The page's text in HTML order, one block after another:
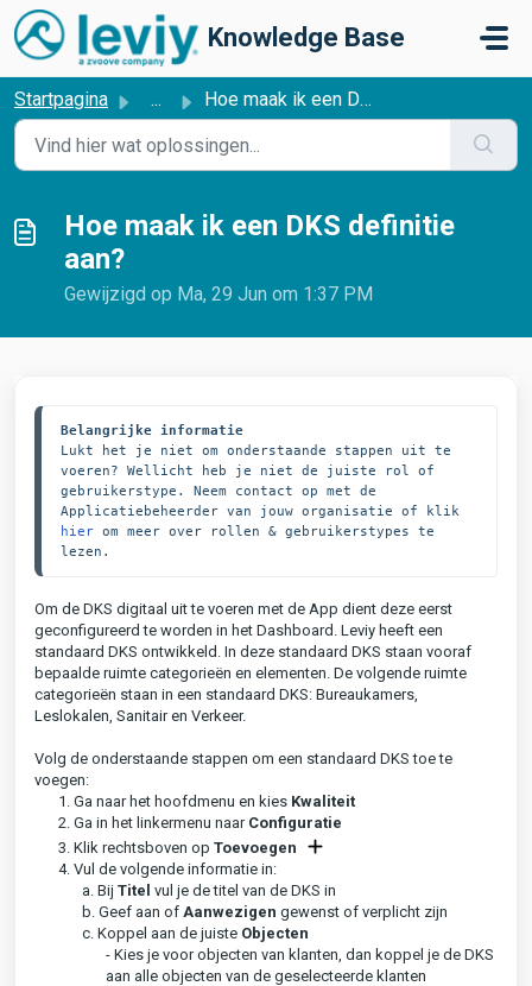
Doorgaan naar hoofdinhoud
Knowledge Base
Startpagina ... Hoe maak ik een DKS definitie aan?
Hoe maak ik een DKS definitie
aan?
Gewijzigd op Ma, 29 Jun om 1:37 PM
Belangrijke informatie
Lukt het je niet om onderstaande stappen uit te
voeren? Wellicht heb je niet de juiste rol of
gebruikerstype. Neem contact op met de
hier om meer over rollen & gebruikerstypes te
lezen.
Om de DKS digitaal uit te voeren met de App dient deze eerst
geconfigureerd te worden in het Dashboard. Leviy heeft een
standaard DKS ontwikkeld. In deze standaard DKS staan vooraf
bepaalde ruimte categorieën en elementen. De volgende ruimte
categorieën staan in een standaard DKS: Bureaukamers,
Leslokalen, Sanitair en Verkeer.
Volg de onderstaande stappen om een standaard DKS toe te
voegen:
1. Ga naar het hoofdmenu en kies Kwaliteit
2. Ga in het linkermenu naar Configuratie
3. Klik rechtsboven op Toevoegen
4. Vul de volgende informatie in:
a. Bij Titel vul je de titel van de DKS in
b. Geef aan of Aanwezigen gewenst of verplicht zijn
c. Koppel aan de juiste Objecten
- Kies je voor objecten van klanten, dan koppel je de DKS
aan alle objecten van de geselecteerde klanten